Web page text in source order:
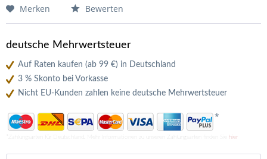
Merken Bewerten
deutsche Mehrwertsteuer
Auf Raten kaufen (ab 99 €) in Deutschland
3 % Skonto bei Vorkasse
Nicht EU-Kunden zahlen keine deutsche Mehrwertsteuer
*
*Zahlungsarten für Deutschland. Mehr Informationen zu unseren Zahlungsarten finden Sie hier